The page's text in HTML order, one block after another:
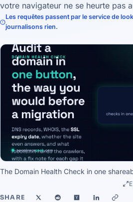
votre navigateur ne se heurte pas
Les requêtes passent par le service de
journalisons rien.
The Domain Health Check in one
SHARE